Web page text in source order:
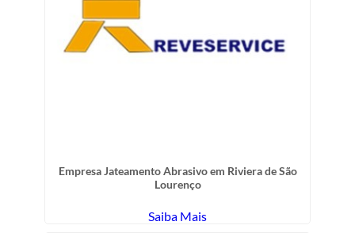
Empresa Jateamento Abrasivo em Riviera de São
Lourenço
Saiba Mais